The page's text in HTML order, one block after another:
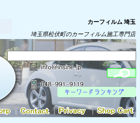
カーフィルム 埼玉
埼玉県松伏町のカーフィルム施工専門店
｜ ｜ ｜